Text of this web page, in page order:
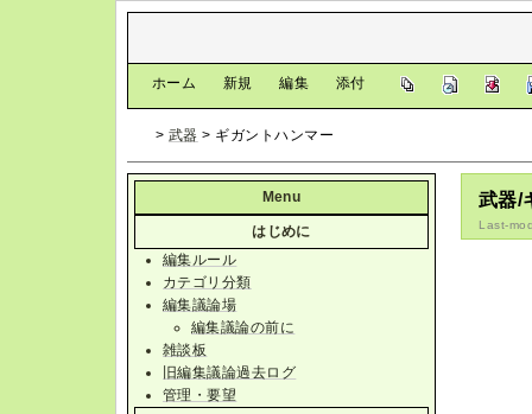
ホーム 新規 編集 添付
> 武器 > ギガントハンマー
武器/
Last-
Menu
はじめに
編集ルール
カテゴリ分類
編集議論場
編集議論の前に
雑談板
旧編集議論過去ログ
管理・要望